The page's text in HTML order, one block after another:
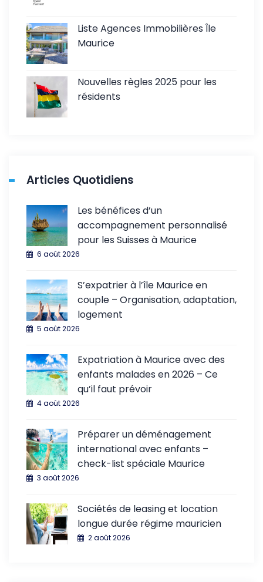
Liste Agences Immobilières Île
Maurice
Nouvelles règles 2025 pour les
résidents
Articles Quotidiens
Les bénéfices d’un
accompagnement personnalisé
pour les Suisses à Maurice
6 août 2026
S’expatrier à l’île Maurice en
couple – Organisation, adaptation,
logement
5 août 2026
Expatriation à Maurice avec des
enfants malades en 2026 – Ce
qu’il faut prévoir
4 août 2026
Préparer un déménagement
international avec enfants –
check-list spéciale Maurice
3 août 2026
Sociétés de leasing et location
longue durée régime mauricien
2 août 2026